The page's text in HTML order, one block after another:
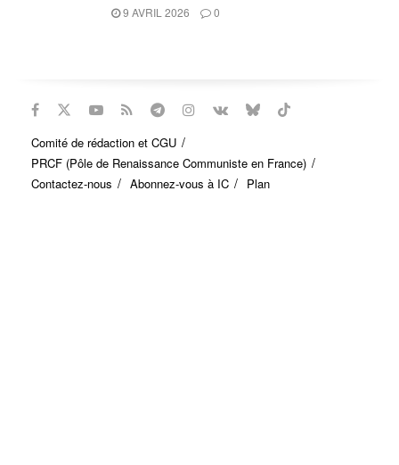
9 AVRIL 2026 0
Comité de rédaction et CGU
PRCF (Pôle de Renaissance Communiste en France)
Contactez-nous
Abonnez-vous à IC Plan